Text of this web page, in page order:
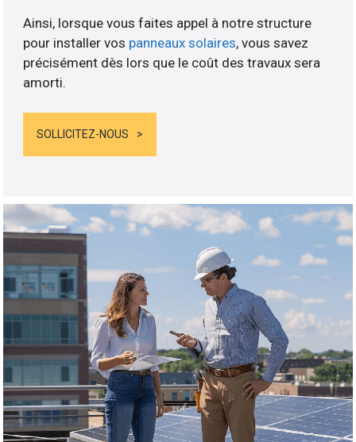
Ainsi, lorsque vous faites appel à notre structure
pour installer vos panneaux solaires, vous savez
précisément dès lors que le coût des travaux sera
amorti.
SOLLICITEZ-NOUS